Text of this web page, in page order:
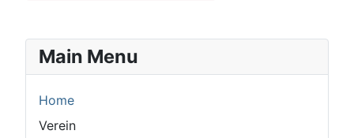
Main Menu
Home
Verein